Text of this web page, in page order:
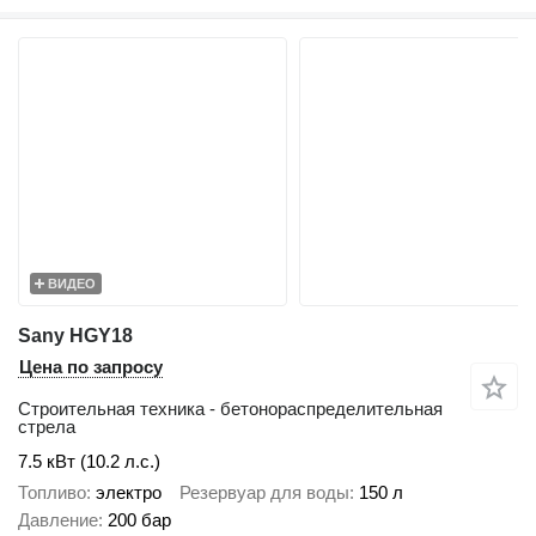
ВИДЕО
Sany HGY18
Цена по запросу
Строительная техника - бетонораспределительная
стрела
7.5 кВт (10.2 л.с.)
Топливо электро Резервуар для воды 150 л
Давление 200 бар